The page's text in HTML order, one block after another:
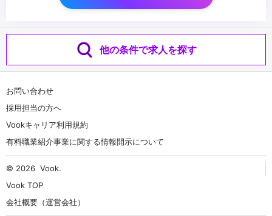
他の条件で求人を探す
お問い合わせ
採用担当の方へ
Vookキャリア利用規約
有料職業紹介事業に関する情報開示について
© 2026 Vook.
Vook TOP
会社概要（運営会社）